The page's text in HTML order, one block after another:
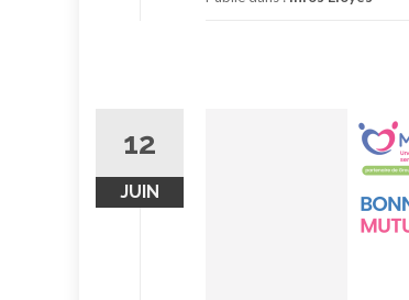
12
JUIN